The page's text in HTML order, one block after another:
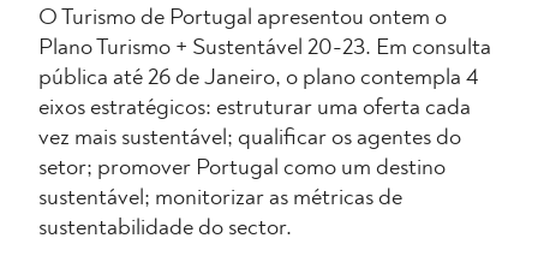
O Turismo de Portugal apresentou ontem o
Plano Turismo + Sustentável 20-23. Em consulta
pública até 26 de Janeiro, o plano contempla 4
eixos estratégicos: estruturar uma oferta cada
vez mais sustentável; qualificar os agentes do
setor; promover Portugal como um destino
sustentável; monitorizar as métricas de
sustentabilidade do sector.